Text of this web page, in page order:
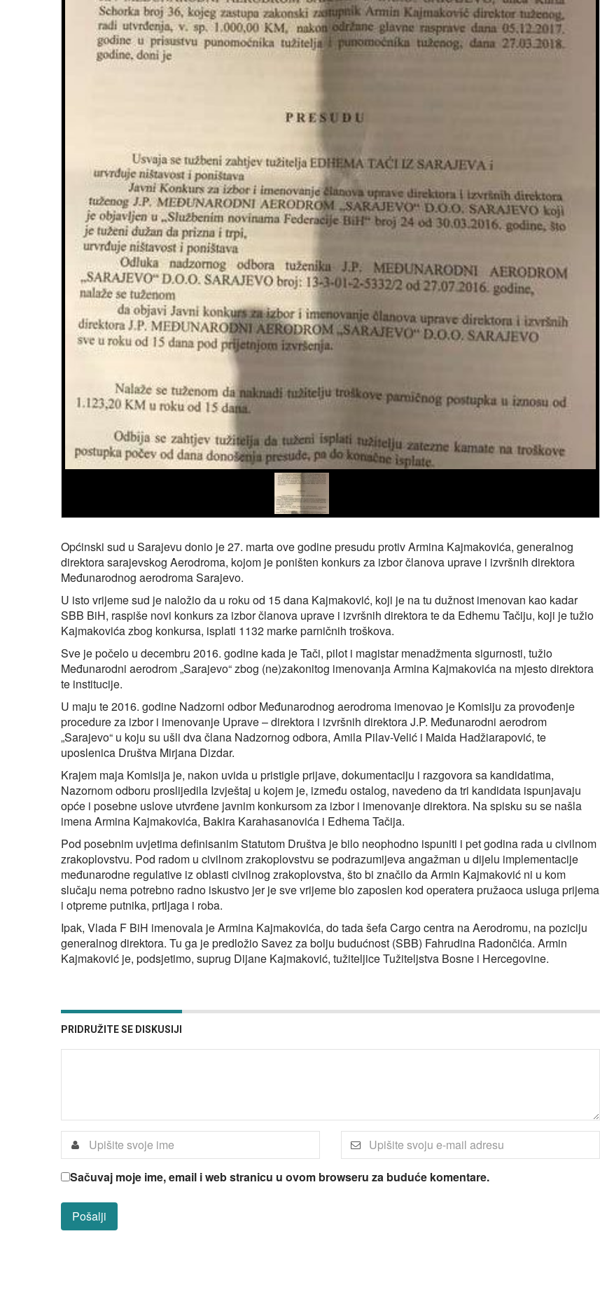
Općinski sud u Sarajevu donio je 27. marta ove godine presudu protiv Armina Kajmakovića, generalnog
direktora sarajevskog Aerodroma, kojom je poništen konkurs za izbor članova uprave i izvršnih direktora
Međunarodnog aerodroma Sarajevo.
U isto vrijeme sud je naložio da u roku od 15 dana Kajmaković, koji je na tu dužnost imenovan kao kadar
SBB BiH, raspiše novi konkurs za izbor članova uprave i izvršnih direktora te da Edhemu Tačiju, koji je tužio
Kajmakovića zbog konkursa, isplati 1132 marke parničnih troškova.
Sve je počelo u decembru 2016. godine kada je Tači, pilot i magistar menadžmenta sigurnosti, tužio
Međunarodni aerodrom „Sarajevo“ zbog (ne)zakonitog imenovanja Armina Kajmakovića na mjesto direktora
te institucije.
U maju te 2016. godine Nadzorni odbor Međunarodnog aerodroma imenovao je Komisiju za provođenje
procedure za izbor i imenovanje Uprave – direktora i izvršnih direktora J.P. Međunarodni aerodrom
„Sarajevo“ u koju su ušli dva člana Nadzornog odbora, Amila Pilav-Velić i Maida Hadžiarapović, te
uposlenica Društva Mirjana Dizdar.
Krajem maja Komisija je, nakon uvida u pristigle prijave, dokumentaciju i razgovora sa kandidatima,
Nazornom odboru proslijedila Izvještaj u kojem je, između ostalog, navedeno da tri kandidata ispunjavaju
opće i posebne uslove utvrđene javnim konkursom za izbor i imenovanje direktora. Na spisku su se našla
imena Armina Kajmakovića, Bakira Karahasanovića i Edhema Tačija.
Pod posebnim uvjetima definisanim Statutom Društva je bilo neophodno ispuniti i pet godina rada u civilnom
zrakoplovstvu. Pod radom u civilnom zrakoplovstvu se podrazumijeva angažman u dijelu implementacije
međunarodne regulative iz oblasti civilnog zrakoplovstva, što bi značilo da Armin Kajmaković ni u kom
slučaju nema potrebno radno iskustvo jer je sve vrijeme bio zaposlen kod operatera pružaoca usluga prijema
i otpreme putnika, prtljaga i roba.
Ipak, Vlada F BiH imenovala je Armina Kajmakovića, do tada šefa Cargo centra na Aerodromu, na poziciju
generalnog direktora. Tu ga je predložio Savez za bolju budućnost (SBB) Fahrudina Radončića. Armin
Kajmaković je, podsjetimo, suprug Dijane Kajmaković, tužiteljice Tužiteljstva Bosne i Hercegovine.
PRIDRUŽITE SE DISKUSIJI
Sačuvaj moje ime, email i web stranicu u ovom browseru za buduće komentare.